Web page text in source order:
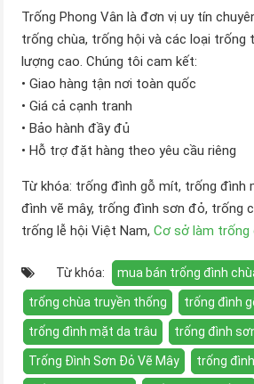
Trống Phong Vân là đơn vị uy tín
trống chùa, trống hội và các loại trống
lượng cao. Chúng tôi cam kết:
• Giao hàng tận nơi toàn quốc
• Giá cả cạnh tranh
• Bảo hành đầy đủ
• Hỗ trợ đặt hàng theo yêu cầu riêng
Từ khóa: trống đình gỗ mít, trống đình
đình vẽ mây, trống đình sơn đỏ, trống
trống lễ hội Việt Nam,Cơ sở làm trống
Từ khóa: mua bán trống đình
trống chùa truyền thống trống đình
trống đình mặt da trâu trống đình
Trống Đình Sơn Đỏ Vẽ Mây trống